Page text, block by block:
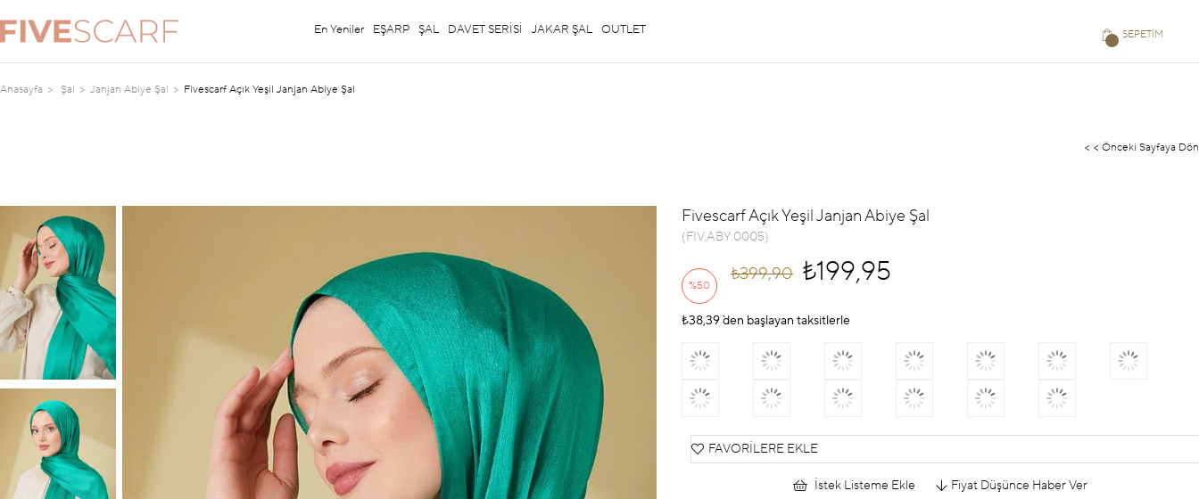
SEPETIM
En Yeniler EŞARP ŞAL DAVET SERİSİ JAKAR ŞAL OUTLET
Anasayfa Şal Janjan Abiye Şal Fivescarf Açık Yeşil Janjan Abiye Şal
< < Önceki Sayfaya Dön
Fivescarf Açık Yeşil Janjan Abiye Şal
(FIV.ABY.0005)
%50
İndirim
₺399,90 ₺199,95
₺38,39`den başlayan taksitlerle
FAVORILERE EKLE
İstek Listeme Ekle Fiyat Düşünce Haber Ver